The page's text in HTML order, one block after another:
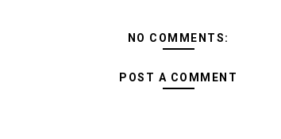
NO COMMENTS:
POST A COMMENT